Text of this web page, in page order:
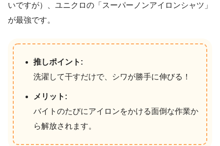
いですが）、ユニクロの「スーパーノンアイロンシャツ」
が最強です。
推しポイント:
洗濯して干すだけで、シワが勝手に伸びる！
メリット:
バイトのたびにアイロンをかける面倒な作業か
ら解放されます。